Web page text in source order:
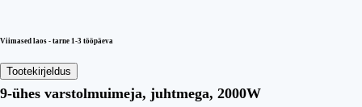
Viimased laos - tarne 1-3 tööpäeva
Tootekirjeldus
9-ühes varstolmuimeja, juhtmega, 2000W